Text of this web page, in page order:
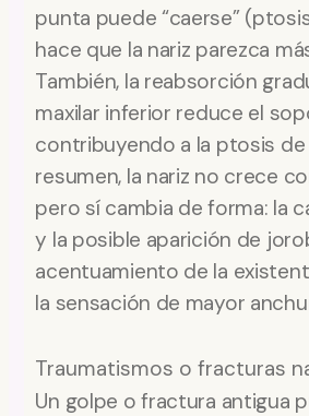
punta puede “caerse”
hace que la nariz parezca
También, la reabsorción
maxilar inferior reduce el
contribuyendo a la ptosis de
resumen, la nariz no crece
pero sí cambia de forma: la
y la posible aparición de
acentuamiento de la
la sensación de mayor
Traumatismos o fracturas
Un golpe o fractura antigua